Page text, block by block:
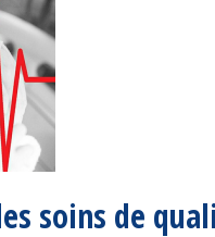
soins de